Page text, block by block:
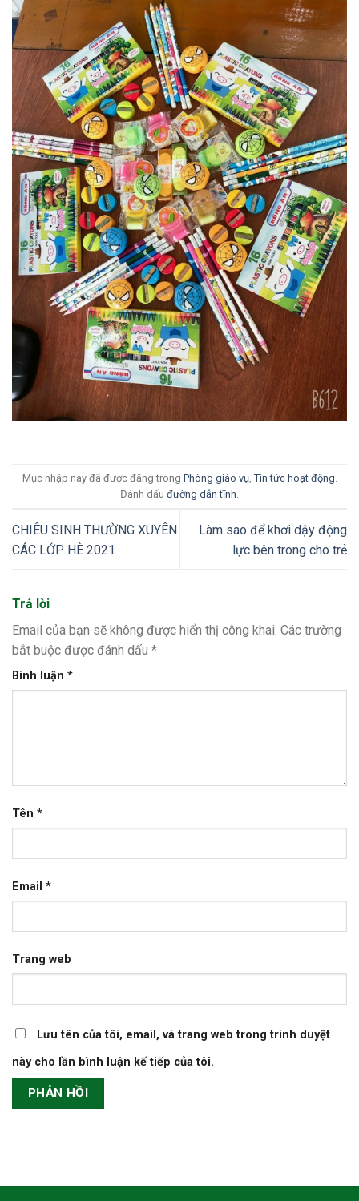
Mục nhập này đã được đăng trong Phòng giáo vụ, Tin tức hoạt động
Đánh dấu đường dẫn tĩnh
CHIÊU SINH THƯỜNG XUYÊN
CÁC LỚP HÈ 2021
Làm sao để khơi dậy động
lực bên trong cho trẻ
Trả lời
Email của bạn sẽ không được hiển thị công khai. Các trường
bắt buộc được đánh dấu *
Bình luận *
Tên *
Email *
Trang web
Lưu tên của tôi, email, và trang web trong trình duyệt
này cho lần bình luận kế tiếp của tôi.